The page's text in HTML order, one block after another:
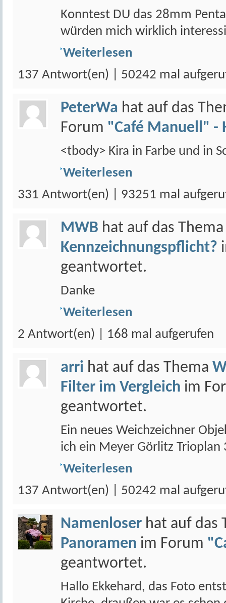
Konntest DU das 28mm
würden mich wirklich
Weiterlesen
137 Antwort(en) | 50242 mal
PeterWa hat auf das
Forum "Café Manuell" -
<tbody> Kira in Farbe und in
Weiterlesen
331 Antwort(en) | 93251 mal
MWB hat auf das
Kennzeichnungspflicht?
geantwortet.
Danke
Weiterlesen
2 Antwort(en) | 168 mal aufgerufen
arri hat auf das Thema
Filter im Vergleich im
geantwortet.
Ein neues Weichzeichner
ich ein Meyer Görlitz
Weiterlesen
137 Antwort(en) | 50242 mal
Namenloser hat auf das
Panoramen im Forum
geantwortet.
Hallo Ekkehard, das Foto